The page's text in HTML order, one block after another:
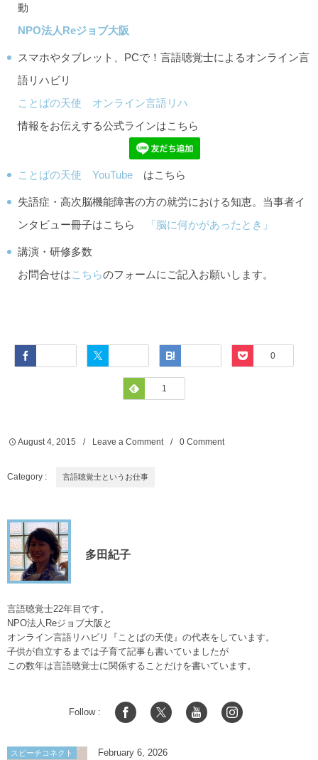
動
NPO法人Reジョブ大阪
スマホやタブレット、PCで！言語聴覚士によるオンライン言
語リハビリ
ことばの天使 オンライン言語リハ
情報をお伝えする公式ラインはこちら
ことばの天使 YouTube はこちら
失語症・高次脳機能障害の方の就労における知恵。当事者イ
ンタビュー冊子はこちら
「脳に何かがあったとき」
講演・研修多数
お問合せはこちらのフォームにご記入お願いします。
Pocket
0
Feedly
1
August 4 ,2015 Leave a Comment 0 Comment
Category : 言語聴覚士というお仕事
多田紀子
言語聴覚士22年目です。
NPO法人Reジョブ大阪と
オンライン言語リハビリ『ことばの天使』の代表をしています。
子供が自立するまでは子育て記事も書いていましたが
この数年は言語聴覚士に関係することだけを書いています。
Follow :
スピーチコネクト February 6 2026